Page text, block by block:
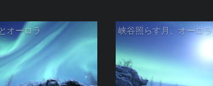
オーロラ 峡谷照らす月、オーロラ